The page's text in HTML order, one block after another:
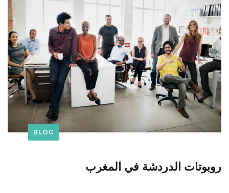
BLOG
روبوتات الدردشة في المغرب